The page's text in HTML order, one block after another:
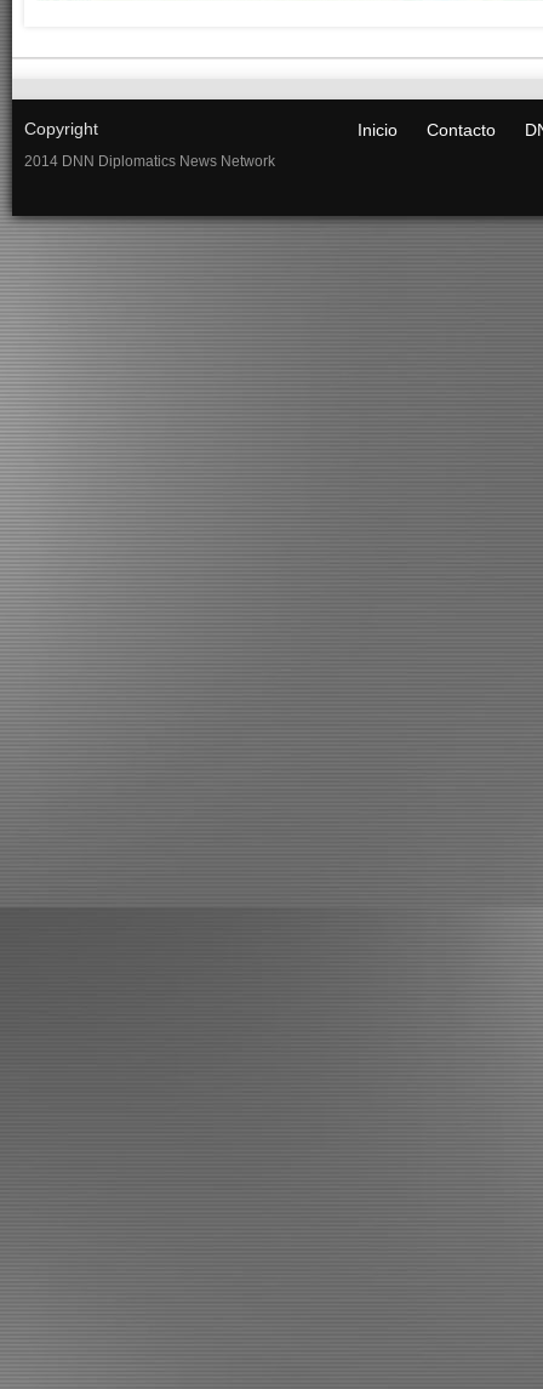
Copyright
2014 DNN Diplomatics News Network
Inicio Contacto